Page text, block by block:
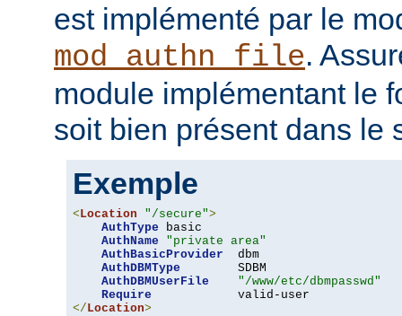
est implémenté par le
mod_authn_file.
module implémentant le
soit bien présent dans le
Exemple
<Location "/secure">
AuthType basic
AuthName
"private area"
AuthBasicProvider
  dbm
AuthDBMType
        SDBM
AuthDBMUserFile
"/www/etc/dbmpasswd"
Require
</Location>